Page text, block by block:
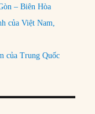
– Biên Hòa
của Việt Nam,
của Trung Quốc